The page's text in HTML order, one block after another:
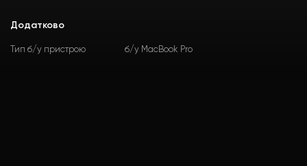
Додатково
Тип б/у пристрою б/у MacBook Pro